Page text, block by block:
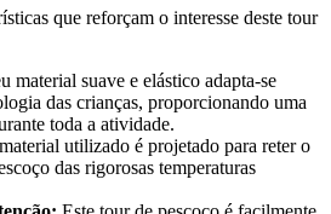
que reforçam o interesse deste tour
material suave e elástico adapta-se
das crianças, proporcionando uma
toda a atividade.
utilizado é projetado para reter o
das rigorosas temperaturas